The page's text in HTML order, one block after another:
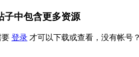
子中包含更多资源
要 登录 才可以下载或查看，没有帐号